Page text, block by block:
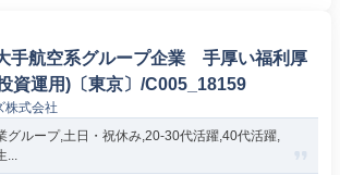
手航空系グループ企業 手厚い福利厚
運用)〔東京〕/C005_18159
株式会社
グループ,土日・祝休み,20-30代活躍,40代活躍,
...